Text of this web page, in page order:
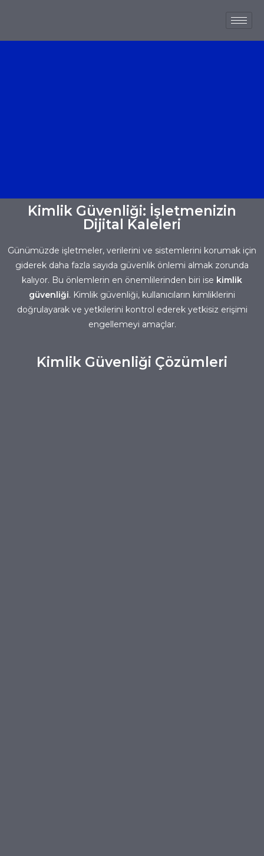
Kimlik Güvenliği: İşletmenizin
Dijital Kaleleri
Günümüzde işletmeler, verilerini ve sistemlerini korumak için
giderek daha fazla sayıda güvenlik önlemi almak zorunda
kalıyor. Bu önlemlerin en önemlilerinden biri ise kimlik
güvenliği. Kimlik güvenliği, kullanıcıların kimliklerini
doğrulayarak ve yetkilerini kontrol ederek yetkisiz erişimi
engellemeyi amaçlar.
Kimlik Güvenliği Çözümleri